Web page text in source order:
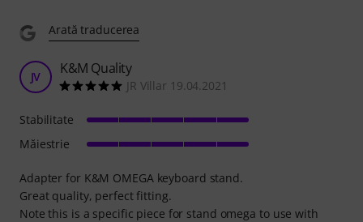
Arată traducerea
JV K&M Quality
JR Villar 19.04.2021
Adapter for K&M OMEGA keyboard stand.
Great quality, perfect fitting.
Note this is a specific piece for stand omega to use with
Stabilitate
Măiestrie